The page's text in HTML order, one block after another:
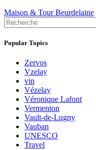
Maison & Tour Beurdelaine
Popular Topics
Zervos
Vzelay
vin
Vézelay
Véronique Lafont
Vermenton
Vault-de-Lugny
Vauban
UNESCO
Travel